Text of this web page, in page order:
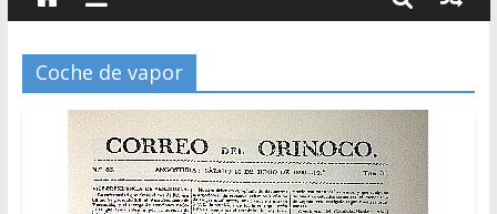
Coche de vapor